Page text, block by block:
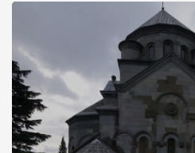
Херсонесі Володимир-язичник,
А потім було Хрещення Русі. На